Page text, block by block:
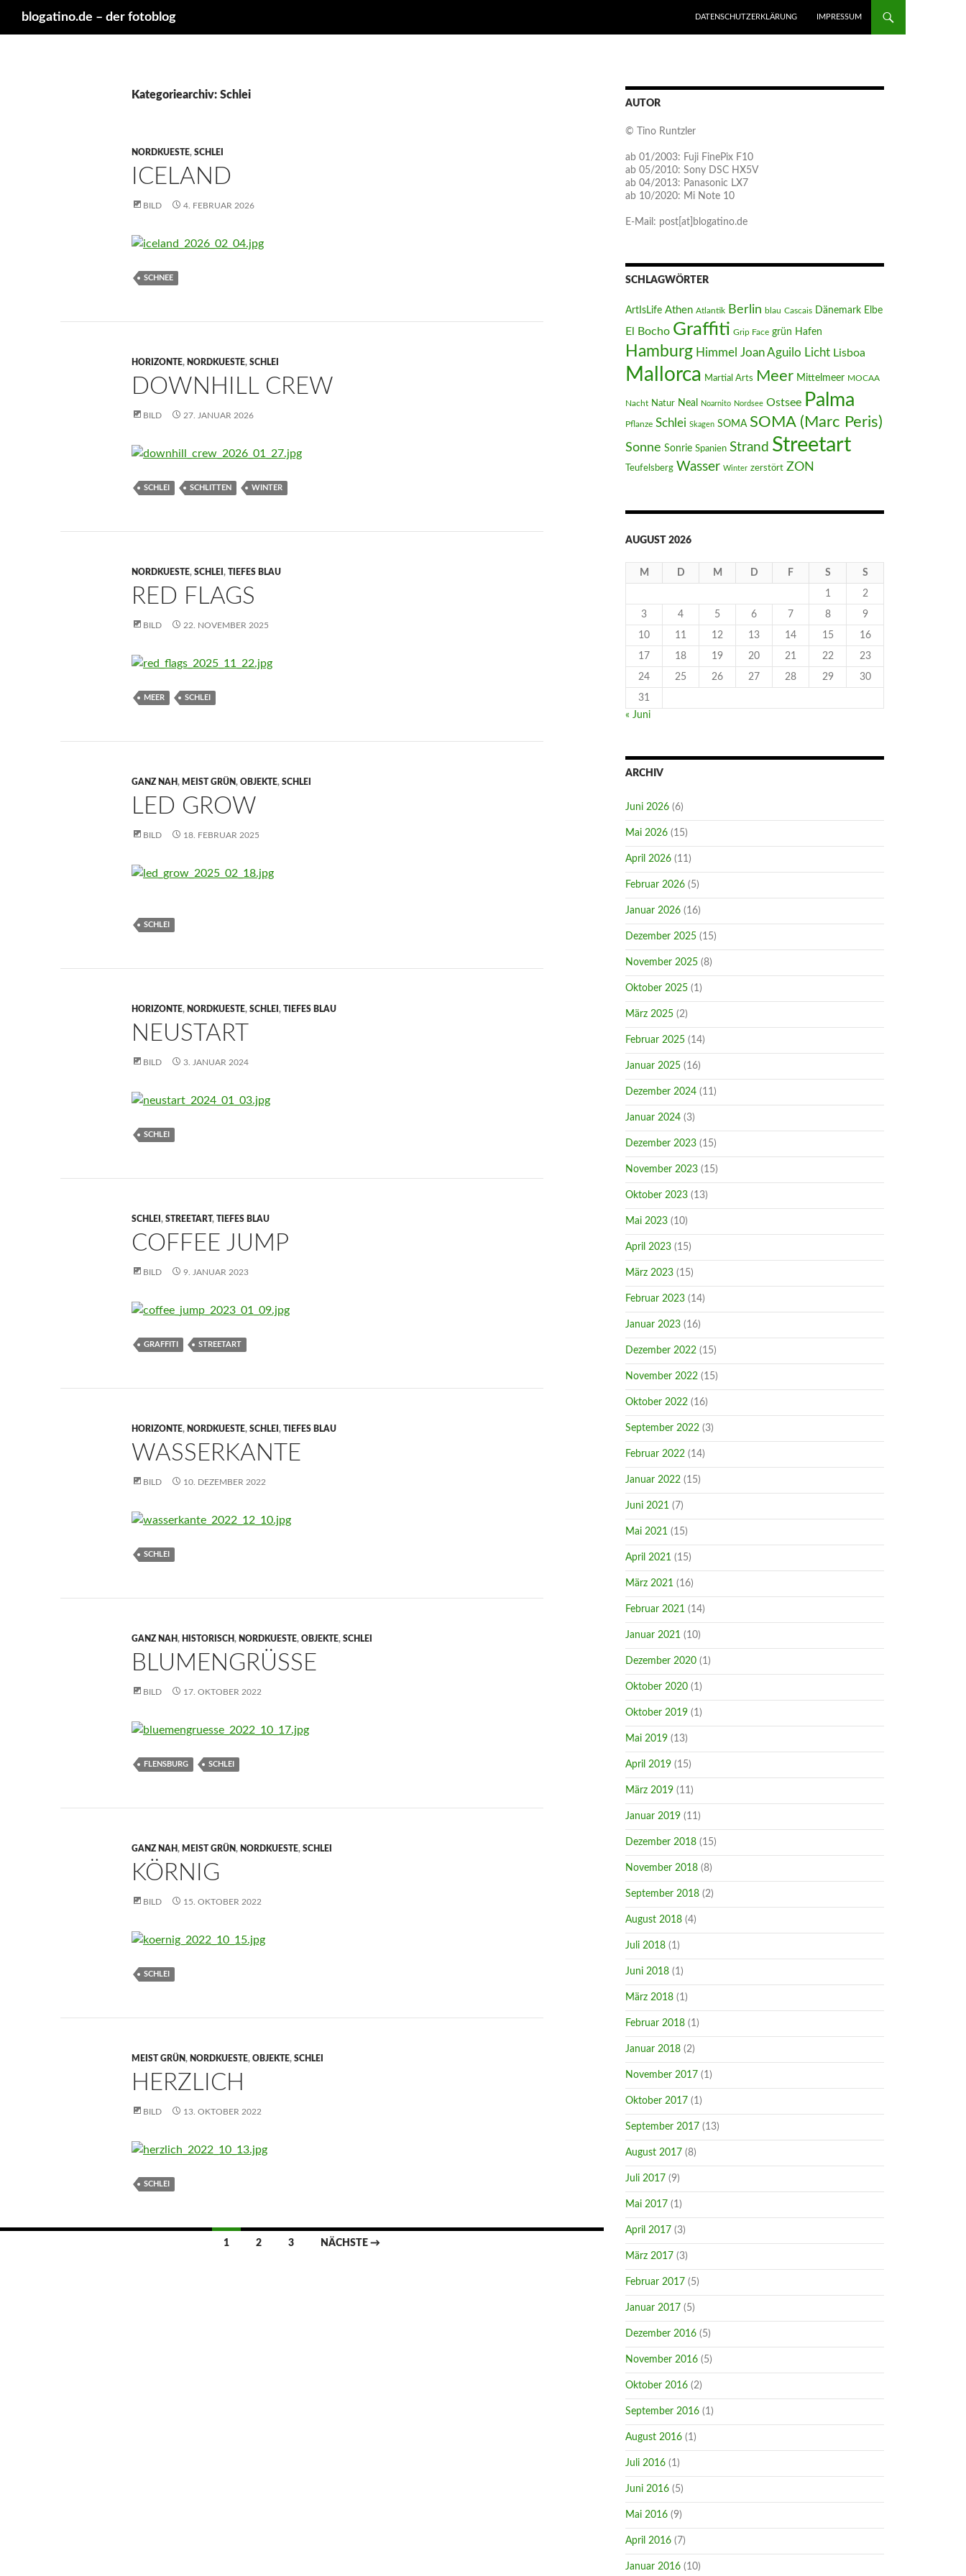
blogatino.de – der fotoblog
DATENSCHUTZERKLÄRUNG
IMPRESSUM
Kategoriearchiv: Schlei
NORDKUESTE, SCHLEI
ICELAND
BILD 4. FEBRUAR 2026
SCHNEE
HORIZONTE, NORDKUESTE, SCHLEI
DOWNHILL CREW
BILD 27. JANUAR 2026
SCHLEI SCHLITTEN WINTER
NORDKUESTE, SCHLEI , TIEFES BLAU
RED FLAGS
BILD 22. NOVEMBER 2025
MEER SCHLEI
GANZ NAH, MEIST GRÜN, OBJEKTE, SCHLEI
LED GROW
BILD 18. FEBRUAR 2025
SCHLEI
HORIZONTE, NORDKUESTE, SCHLEI , TIEFES BLAU
NEUSTART
BILD 3. JANUAR 2024
SCHLEI
SCHLEI , STREETART, TIEFES BLAU
COFFEE JUMP
BILD 9. JANUAR 2023
GRAFFITI STREETART
HORIZONTE, NORDKUESTE, SCHLEI , TIEFES BLAU
WASSERKANTE
BILD 10. DEZEMBER 2022
SCHLEI
GANZ NAH, HISTORISCH, NORDKUESTE, OBJEKTE, SCHLEI
BLUMENGRÜSSE
BILD 17. OKTOBER 2022
FLENSBURG SCHLEI
GANZ NAH, MEIST GRÜN, NORDKUESTE, SCHLEI
KÖRNIG
BILD 15. OKTOBER 2022
SCHLEI
MEIST GRÜN, NORDKUESTE, OBJEKTE, SCHLEI
HERZLICH
BILD 13. OKTOBER 2022
SCHLEI
1 2 3 NÄCHSTE →
AUTOR
© Tino Runtzler
ab 01/2003: Fuji FinePix F10
ab 05/2010: Sony DSC HX5V
ab 04/2013: Panasonic LX7
ab 10/2020: Mi Note 10
E-Mail: post[at]blogatino.de
SCHLAGWÖRTER
ArtIsLife Athen Atlantik Berlin blau Cascais Dänemark Elbe
El Bocho Graffiti Grip Face grün Hafen
Hamburg Himmel Joan Aguilo Licht Lisboa
Mallorca Martial Arts Meer Mittelmeer MOCAA
Nacht Natur Neal Noarnito Nordsee Ostsee Palma
Pflanze Schlei Skagen SOMA SOMA (Marc Peris)
Sonne Sonrie Spanien Strand Streetart
Teufelsberg Wasser Winter zerstört ZON
AUGUST 2026
M D M D F S S
1 2
3 4 5 6 7 8 9
10 11 12 13 14 15 16
17 18 19 20 21 22 23
24 25 26 27 28 29 30
31
« Juni
ARCHIV
Juni 2026 (6)
Mai 2026 (15)
April 2026 (11)
Februar 2026 (5)
Januar 2026 (16)
Dezember 2025 (15)
November 2025 (8)
Oktober 2025 (1)
März 2025 (2)
Februar 2025 (14)
Januar 2025 (16)
Dezember 2024 (11)
Januar 2024 (3)
Dezember 2023 (15)
November 2023 (15)
Oktober 2023 (13)
Mai 2023 (10)
April 2023 (15)
März 2023 (15)
Februar 2023 (14)
Januar 2023 (16)
Dezember 2022 (15)
November 2022 (15)
Oktober 2022 (16)
September 2022 (3)
Februar 2022 (14)
Januar 2022 (15)
Juni 2021 (7)
Mai 2021 (15)
April 2021 (15)
März 2021 (16)
Februar 2021 (14)
Januar 2021 (10)
Dezember 2020 (1)
Oktober 2020 (1)
Oktober 2019 (1)
Mai 2019 (13)
April 2019 (15)
März 2019 (11)
Januar 2019 (11)
Dezember 2018 (15)
November 2018 (8)
September 2018 (2)
August 2018 (4)
Juli 2018 (1)
Juni 2018 (1)
März 2018 (1)
Februar 2018 (1)
Januar 2018 (2)
November 2017 (1)
Oktober 2017 (1)
September 2017 (13)
August 2017 (8)
Juli 2017 (9)
Mai 2017 (1)
April 2017 (3)
März 2017 (3)
Februar 2017 (5)
Januar 2017 (5)
Dezember 2016 (5)
November 2016 (5)
Oktober 2016 (2)
September 2016 (1)
August 2016 (1)
Juli 2016 (1)
Juni 2016 (5)
Mai 2016 (9)
April 2016 (7)
Januar 2016 (10)